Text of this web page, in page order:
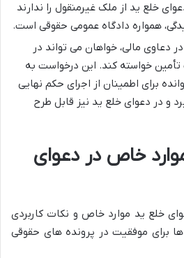
خلع ید از ملک غیرمنقول را ندارند
همواره دادگاه عمومی حقوقی است.
در دعاوی مالی، خواهان می تواند در
خواسته کند. این درخواست به
برای اطمینان از اجرای حکم نهایی
و در دعوای خلع ید نیز قابل طرح
خاص در دعوای
خلع ید موارد خاص و نکات کاربردی
برای موفقیت در پرونده های حقوقی